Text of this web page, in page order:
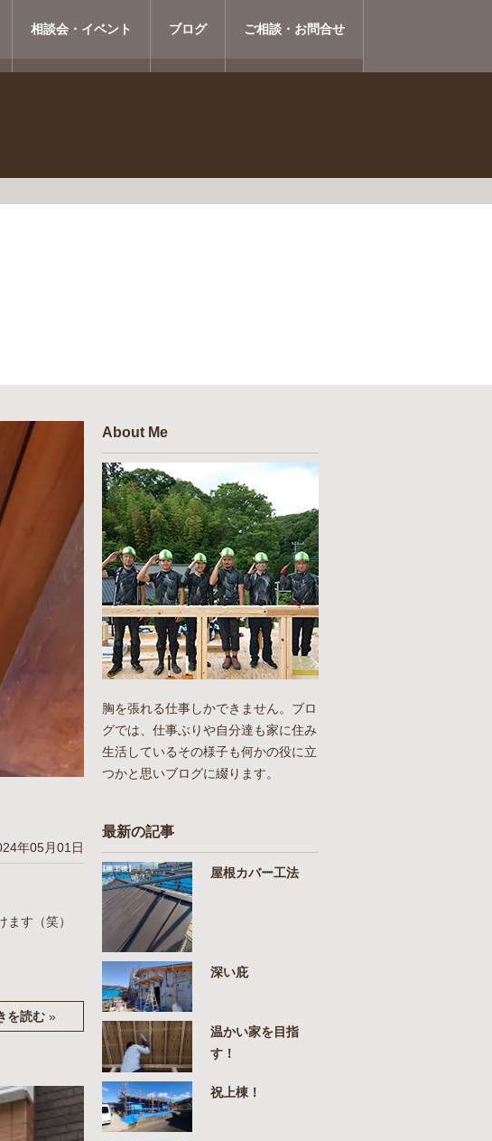
相談会・イベント ブログ ご相談・お問合せ
年05月01日
す（笑）
を読む »
About Me
胸を張れる仕事しかできません。ブロ
グでは、仕事ぶりや自分達も家に住み
生活しているその様子も何かの役に立
つかと思いブログに綴ります。
最新の記事
屋根カバー工法
深い庇
温かい家を目指
す！
祝上棟！